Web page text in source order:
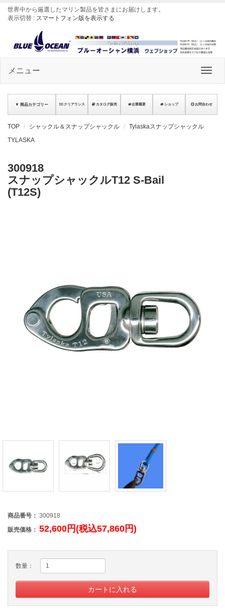
世界中から厳選したマリン製品を皆さまにお届けします。
表示切替 : スマートフォン版を表示する
メニュー
▼ 商品カテゴリー クリアランス カタログ販売 企業概要 ショップ お問合わせ
TOP シャックル＆スナップシャックル
Tylaskaスナップシャックル
TYLASKA
300918
スナップシャックルT12 S-Bail
(T12S)
商品番号： 300918
販売価格： 52,600円(税込57,860円)
数量：